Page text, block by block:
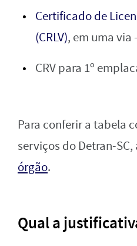
Certificado de
(CRLV), em uma via
CRV para 1º
Para conferir a tabela
serviços do Detran-SC,
órgão.
Qual a